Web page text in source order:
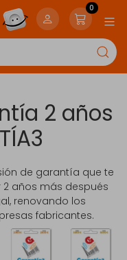
0
2 años
de garantía que te
años más después
renovando los
fabricantes.